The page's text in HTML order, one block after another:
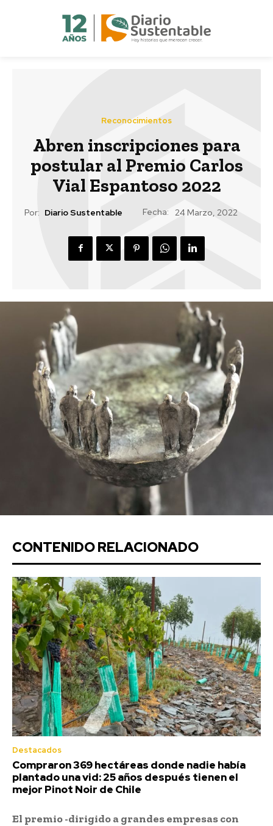
Reconocimientos
Abren inscripciones para
postular al Premio Carlos
Vial Espantoso 2022
Por: Diario Sustentable Fecha: 24 Marzo, 2022
CONTENIDO RELACIONADO
Destacados
Compraron 369 hectáreas donde nadie había
plantado una vid: 25 años después tienen el
mejor Pinot Noir de Chile
El premio -dirigido a grandes empresas con